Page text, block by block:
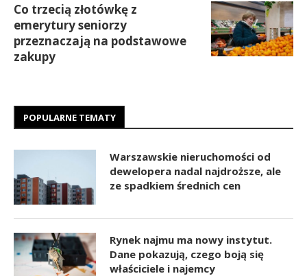
Co trzecią złotówkę z
emerytury seniorzy
przeznaczają na podstawowe
zakupy
POPULARNE TEMATY
Warszawskie nieruchomości od
dewelopera nadal najdroższe, ale
ze spadkiem średnich cen
Rynek najmu ma nowy instytut.
Dane pokazują, czego boją się
właściciele i najemcy